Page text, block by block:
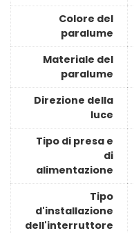
Colore del
paralume
Materiale del
paralume
Direzione della
luce
Tipo di presa e
di
alimentazione
Tipo
d'installazione
dell'interruttore